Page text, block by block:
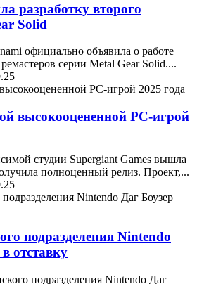
разработку второго
Solid
официально объявила о работе
серии Metal Gear Solid....
высокооцененной PC-игрой
студии Supergiant Games вышла
полноценный релиз. Проект,...
подразделения Nintendo
отставку
подразделения Nintendo Даг